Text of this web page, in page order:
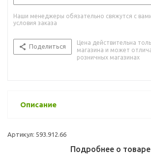
Наши менеджеры обязательно свяжутся с
условия заказа
Поделиться
Цена действительна
магазина и может
розничных магазинах
Описание
Артикул: 593.912.66
Подробнее о товаре